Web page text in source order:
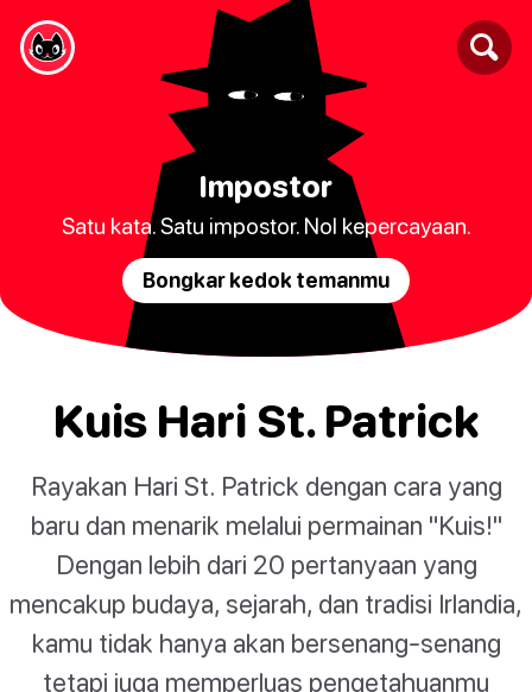
Impostor
Satu kata. Satu impostor. Nol kepercayaan.
Bongkar kedok temanmu
Kuis Hari St. Patrick
Rayakan Hari St. Patrick dengan cara yang
baru dan menarik melalui permainan "Kuis!"
Dengan lebih dari 20 pertanyaan yang
mencakup budaya, sejarah, dan tradisi Irlandia,
kamu tidak hanya akan bersenang-senang
tetapi juga memperluas pengetahuanmu